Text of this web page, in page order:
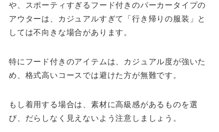
や、スポーティすぎるフード付きのパーカータイプの
アウターは、カジュアルすぎて「行き帰りの服装」と
しては不向きな場合があります。
特にフード付きのアイテムは、カジュアル度が強いた
め、格式高いコースでは避けた方が無難です。
もし着用する場合は、素材に高級感があるものを選
び、だらしなく見えないよう注意しましょう。